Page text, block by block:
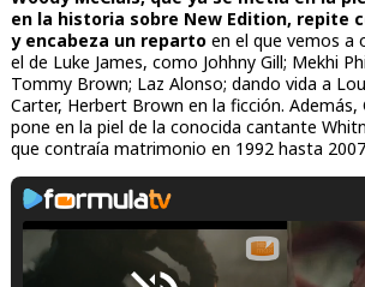
en la historia sobre New Edition, repite
y encabeza un repartoen el que vemos a
el de Luke James, como Johhny Gill; Mekhi
Tommy Brown; Laz Alonso; dando vida a
Carter, Herbert Brown en la ficción. Además,
pone en la piel de la conocida cantante
que contraía matrimonio en 1992 hasta